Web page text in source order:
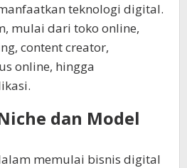
teknologi digital.
mulai dari toko online,
content creator,
online, hingga
dan Model
memulai bisnis digital